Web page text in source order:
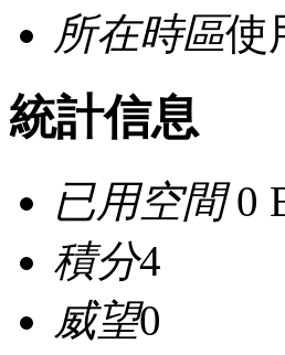
所在時區使
統計信息
已用空間0
積分4
威望0